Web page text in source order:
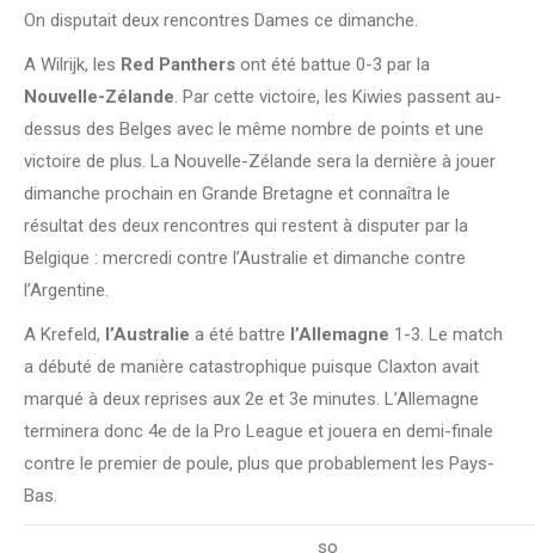
On disputait deux rencontres Dames ce dimanche.
A Wilrijk, les Red Panthers ont été battue 0-3 par la
Nouvelle-Zélande . Par cette victoire, les Kiwies passent au-
dessus des Belges avec le même nombre de points et une
victoire de plus. La Nouvelle-Zélande sera la dernière à jouer
dimanche prochain en Grande Bretagne et connaîtra le
résultat des deux rencontres qui restent à disputer par la
Belgique : mercredi contre l’Australie et dimanche contre
l’Argentine.
A Krefeld, l’Australie a été battre l’Allemagne 1-3. Le match
a débuté de manière catastrophique puisque Claxton avait
marqué à deux reprises aux 2e et 3e minutes. L’Allemagne
terminera donc 4e de la Pro League et jouera en demi-finale
contre le premier de poule, plus que probablement les Pays-
Bas.
so